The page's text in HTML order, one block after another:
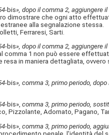
bis», dopo il comma 2, aggiungere
dimostrare che ogni atto
alla segnalazione stessa.
Ferraresi, Sarti.
bis», dopo il comma 2, aggiungere
comma 1 non può essere
in maniera dettagliata,
bis», comma 3, primo periodo, dopo
bis»,comma 3, primo periodo,
Pizzolante, Adornato, Pagano,
bis»,comma 3, primo periodo,